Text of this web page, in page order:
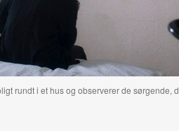
rundt i et hus og observerer de sørgende,